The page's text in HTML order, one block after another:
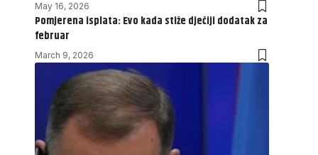
May 16, 2026
Pomjerena isplata: Evo kada stiže dječiji dodatak za
februar
March 9, 2026